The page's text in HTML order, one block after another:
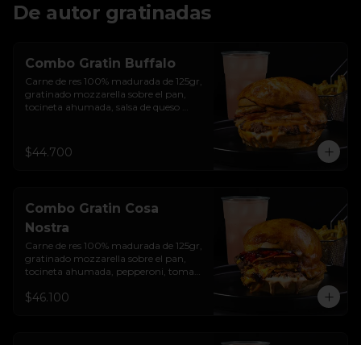
De autor gratinadas
Combo Gratin Buffalo
Carne de res 100% madurada de 125gr,
gratinado mozzarella sobre el pan,
tocineta ahumada, salsa de queso
morada, sour cream de sriracha
levemente picante y pan brioche
$44.700
Combo Gratin Cosa
Nostra
Carne de res 100% madurada de 125gr,
gratinado mozzarella sobre el pan,
tocineta ahumada, pepperoni, tomate
crocante, mermelada de arándanos,
$46.100